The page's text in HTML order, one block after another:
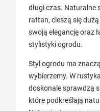
długi czas. Naturalne
rattan, cieszą się
swoją elegancję oraz
stylistyki ogrodu.
Styl ogrodu ma
wybierzemy. W
doskonale sprawdzą
które podkreślają